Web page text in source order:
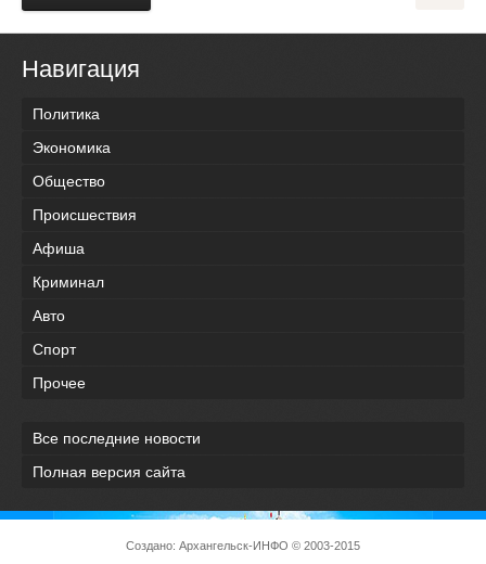
Навигация
Политика
Экономика
Общество
Происшествия
Афиша
Криминал
Авто
Спорт
Прочее
Все последние новости
Полная версия сайта
Создано: Архангельск-ИНФО © 2003-2015